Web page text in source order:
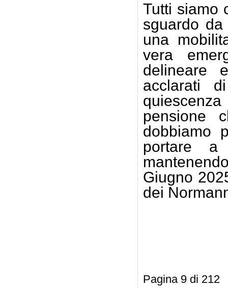
Tutti siamo
sguardo
una
vera
delineare
acclarati
pensione
dobbiamo
portare a
Giugno
dei
Pagina 9 di 212